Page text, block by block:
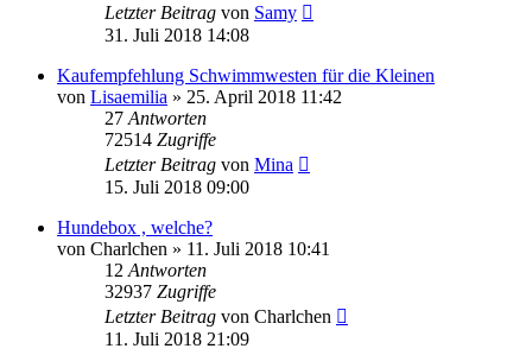
Letzter Beitrag von Samy
31. Juli 2018 14:08
Kaufempfehlung Schwimmwesten für die Kleinen
von Lisaemilia » 25. April 2018 11:42
27 Antworten
72514 Zugriffe
Letzter Beitrag von Mina
15. Juli 2018 09:00
Hundebox , welche?
von Charlchen » 11. Juli 2018 10:41
12 Antworten
32937 Zugriffe
Letzter Beitrag von Charlchen
11. Juli 2018 21:09